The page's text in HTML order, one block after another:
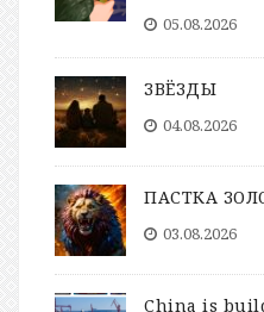
05.08.2026
ЗВЁЗДЫ
04.08.2026
ПАСТКА
03.08.2026
China is